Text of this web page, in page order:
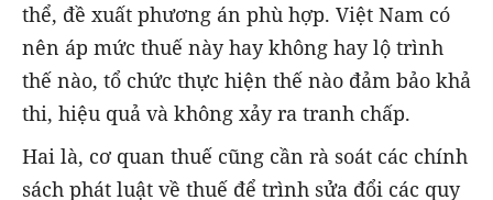
thể, đề xuất phương án phù hợp. Việt Nam có
nên áp mức thuế này hay không hay lộ trình
thế nào, tổ chức thực hiện thế nào đảm bảo khả
thi, hiệu quả và không xảy ra tranh chấp.
Hai là, cơ quan thuế cũng cần rà soát các chính
sách phát luật về thuế để trình sửa đổi các quy